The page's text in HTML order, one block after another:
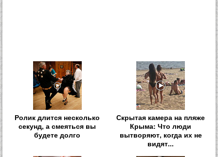
Ролик длится несколько
секунд, а смеяться вы
будете долго
Скрытая камера на пляже
Крыма: Что люди
вытворяют, когда их не
видят...